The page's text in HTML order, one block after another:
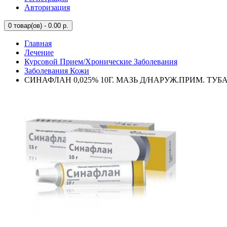
Авторизация
0 товар(ов) - 0.00 р.
Главная
Лечение
Курсовой Прием/Хронические Заболевания
Заболевания Кожи
СИНАФЛАН 0,025% 10Г. МАЗЬ Д/НАРУЖ.ПРИМ.